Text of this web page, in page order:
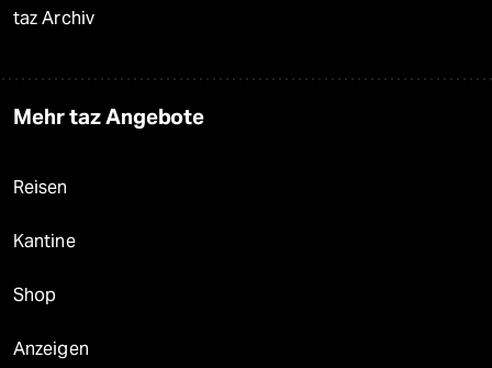
taz Archiv
Mehr taz Angebote
Reisen
Kantine
Shop
Anzeigen